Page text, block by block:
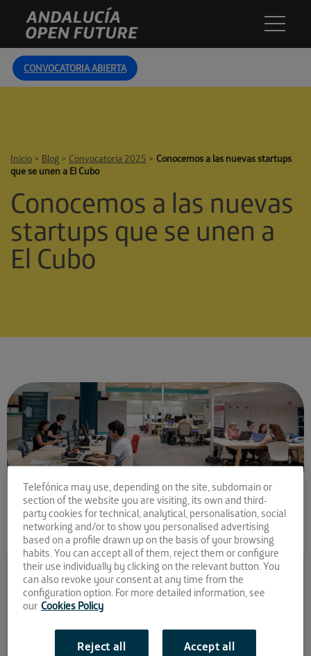
content
Andalucía
Open
Future
CONVOCATORIA ABIERTA
Inicio > Blog > Convocatoria 2025 > Conocemos a las nuevas startups
que se unen a El Cubo
Conocemos a las nuevas
startups que se unen a
El Cubo
Comparte la noticia:
Conocemos a las nuevas
startups que se unen a El
Cubo
Telefónica may use, depending on the site, subdomain or
section of the website you are visiting, its own and third-
party cookies for technical, analytical, personalisation, social
networking and/or to show you personalised advertising
based on a profile drawn up on the basis of your browsing
habits. You can accept all of them, reject them or configure
their use individually by clicking on the relevant button. You
can also revoke your consent at any time from the
configuration option. For more detailed information, see
our Cookies Policy
Reject all Accept all